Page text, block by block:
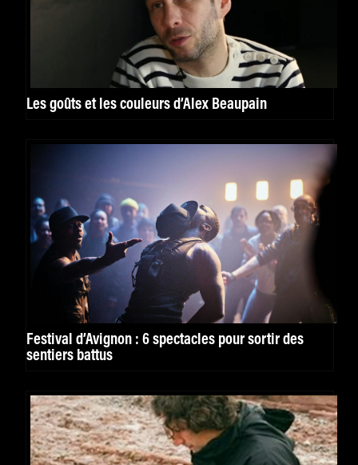
Les goûts et les couleurs d’Alex Beaupain
Festival d’Avignon : 6 spectacles pour sortir des
sentiers battus